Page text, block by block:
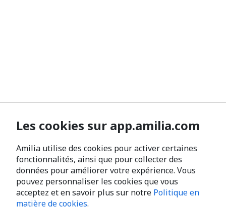
Les cookies sur app.amilia.com
Amilia utilise des cookies pour activer certaines
fonctionnalités, ainsi que pour collecter des
données pour améliorer votre expérience. Vous
pouvez personnaliser les cookies que vous
acceptez et en savoir plus sur notre Politique en
matière de cookies.